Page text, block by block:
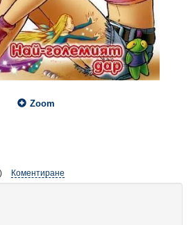
Zoom
Коментиране